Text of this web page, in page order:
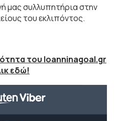
μας συλλυπητήρια στην
του εκλιπόντος.
του Ioanninagoal.gr
εδώ!